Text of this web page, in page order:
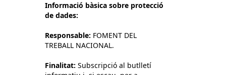
Informació bàsica sobre protecció
de dades:
Responsable: FOMENT DEL
TREBALL NACIONAL.
Finalitat: Subscripció al butlletí